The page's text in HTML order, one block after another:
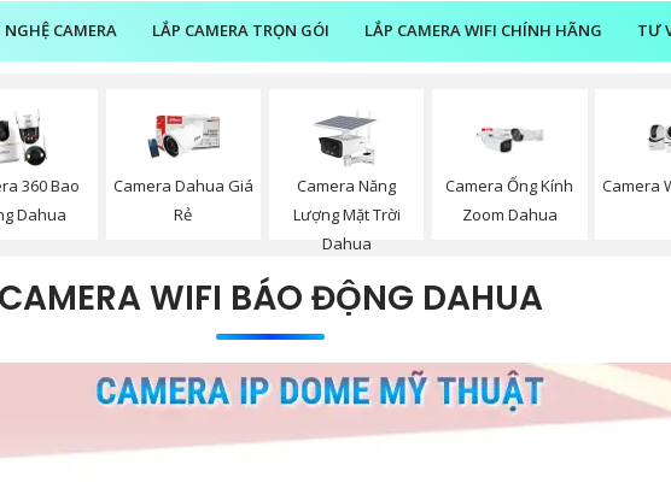
CAMERA LẮP CAMERA TRỌN GÓI LẮP CAMERA WIFI CHÍNH HÃNG TƯ
360 Bao
Dahua
Camera Dahua Giá
Rẻ
Camera Năng
Lượng Mặt Trời
Dahua
Camera Ống Kính
Zoom Dahua
Camera
WIFI BÁO ĐỘNG DAHUA